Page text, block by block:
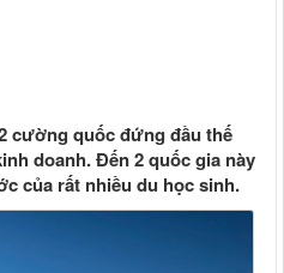
cường quốc đứng đầu thế
doanh. Đến 2 quốc gia này
của rất nhiều du học sinh.